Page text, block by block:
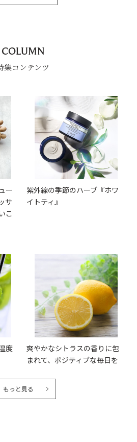
COLUMN
集コンテンツ
ー
サ
こ
紫外線の季節のハーブ『ホワ
イトティ』
度
爽やかなシトラスの香りに包
まれて、ポジティブな毎日を
もっと見る